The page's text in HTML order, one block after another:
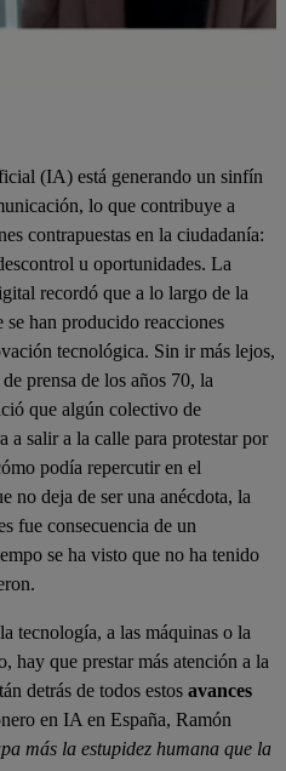
(IA) está generando un sinfín
lo que contribuye a
contrapuestas en la ciudadanía:
u oportunidades. La
recordó que a lo largo de la
han producido reacciones
tecnológica. Sin ir más lejos,
prensa de los años 70, la
que algún colectivo de
a salir a la calle para protestar por
podía repercutir en el
no deja de ser una anécdota, la
fue consecuencia de un
se ha visto que no ha tenido
tecnología, a las máquinas o la
hay que prestar más atención a la
detrás de todos estos avances
en IA en España, Ramón
más la estupidez humana que la